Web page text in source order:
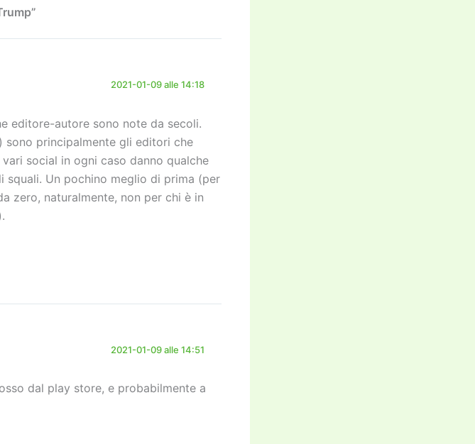
2021-01-09 alle 14:18
editore-autore sono note da secoli.
sono principalmente gli editori che
social in ogni caso danno qualche
Un pochino meglio di prima (per
zero, naturalmente, non per chi è in
2021-01-09 alle 14:51
dal play store, e probabilmente a